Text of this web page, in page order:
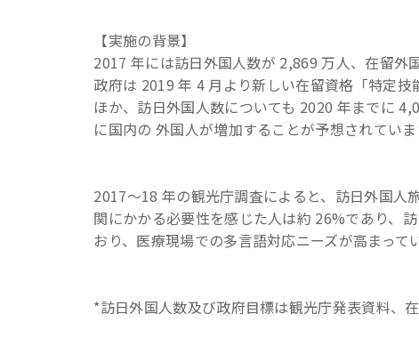
【実施の背景】
2017 年には訪日外国人数が 2,869 万人、在留外
政府は 2019 年 4 月より新しい在留資格「特定
ほか、訪日外国人数についても 2020 年までに
に国内の 外国人が増加することが予想されていま
2017〜18 年の観光庁調査によると、訪日外国
関にかかる必要性を感じた人は約 26%であり、
おり、医療現場での多言語対応ニーズが高まって
*訪日外国人数及び政府目標は観光庁発表資料、